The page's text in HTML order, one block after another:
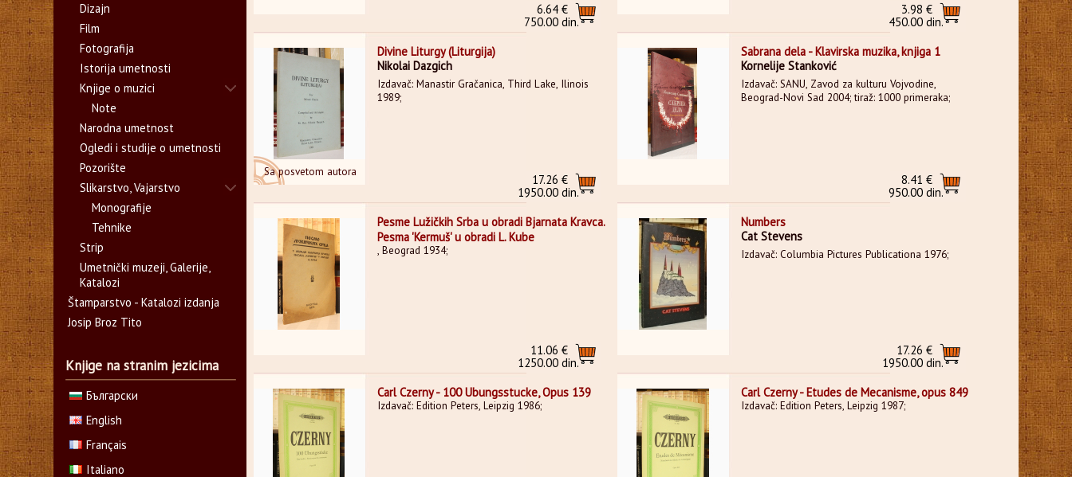
6.64 €
750.00 din.
3.98 €
450.00 din.
Divine Liturgy (Liturgija)
Nikolai Dazgich
Sa posvetom autora
Izdavač: Manastir Gračanica, Third Lake, Ilinois
1989;
17.26 €
1950.00 din.
Sabrana dela - Klavirska muzika, knjiga 1
Kornelije Stanković
Izdavač: SANU, Zavod za kulturu Vojvodine,
Beograd-Novi Sad 2004; tiraž: 1000 primeraka;
8.41 €
950.00 din.
Pesme Lužičkih Srba u obradi Bjarnata Kravca.
Pesma 'Kermuš' u obradi L. Kube
, Beograd 1934;
11.06 €
1250.00 din.
Numbers
Cat Stevens
Izdavač: Columbia Pictures Publicationa 1976;
17.26 €
1950.00 din.
Carl Czerny - 100 Ubungsstucke, Opus 139
Izdavač: Edition Peters, Leipzig 1986;
Carl Czerny - Etudes de Mecanisme, opus 849
Izdavač: Edition Peters, Leipzig 1987;
Dizajn
Film
Fotografija
Istorija umetnosti
Knjige o muzici
Note
Narodna umetnost
Ogledi i studije o umetnosti
Pozorište
Slikarstvo, Vajarstvo
Monografije
Tehnike
Strip
Umetnički muzeji, Galerije,
Katalozi
Štamparstvo - Katalozi izdanja
Josip Broz Tito
Knjige na stranim jezicima
Български
English
Français
Italiano